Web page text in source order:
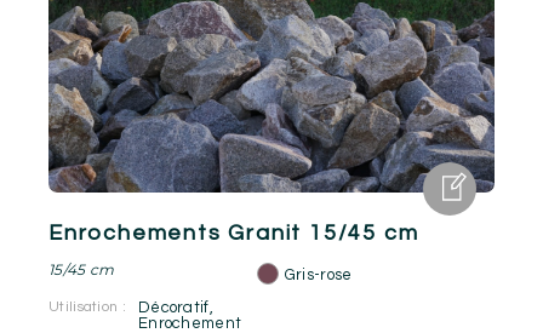
Enrochements Granit 15/45 cm
15/45 cm Gris-rose
Utilisation : Décoratif
Enrochement